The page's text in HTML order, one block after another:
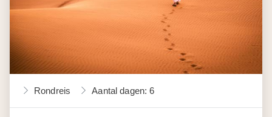
Rondreis Aantal dagen: 6